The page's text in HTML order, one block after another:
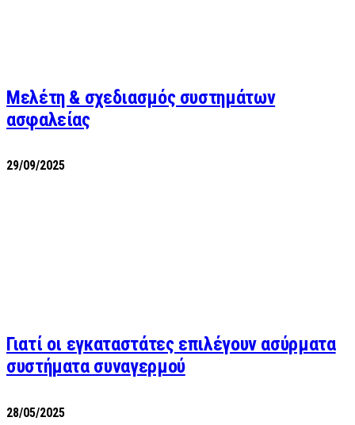
Μελέτη & σχεδιασμός συστημάτων
ασφαλείας
29/09/2025
Γιατί οι εγκαταστάτες επιλέγουν ασύρματα
συστήματα συναγερμού
28/05/2025